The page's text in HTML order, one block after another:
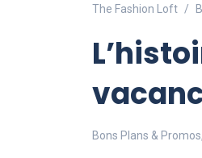
The Fashion Loft
Bons Plans & Promos,